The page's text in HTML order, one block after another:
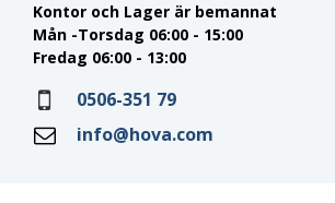
Kontor och Lager är bemannat
Mån -Torsdag 06:00 - 15:00
Fredag 06:00 - 13:00
0506-351 79
info@hova.com